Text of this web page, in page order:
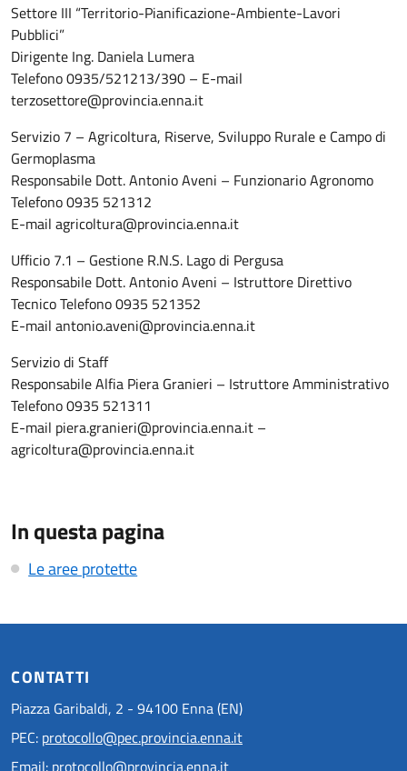
Settore III “Territorio-Pianificazione-Ambiente-Lavori
Pubblici”
Dirigente Ing. Daniela Lumera
Telefono 0935/521213/390 – E-mail
terzosettore@provincia.enna.it
Servizio 7 – Agricoltura, Riserve, Sviluppo Rurale e Campo di
Germoplasma
Responsabile Dott. Antonio Aveni – Funzionario Agronomo
Telefono 0935 521312
E-mail agricoltura@provincia.enna.it
Ufficio 7.1 – Gestione R.N.S. Lago di Pergusa
Responsabile Dott. Antonio Aveni – Istruttore Direttivo
Tecnico Telefono 0935 521352
E-mail antonio.aveni@provincia.enna.it
Servizio di Staff
Responsabile Alfia Piera Granieri – Istruttore Amministrativo
Telefono 0935 521311
E-mail piera.granieri@provincia.enna.it –
agricoltura@provincia.enna.it
In questa pagina
Le aree protette
CONTATTI
Piazza Garibaldi, 2 - 94100 Enna (EN)
PEC: protocollo@pec.provincia.enna.it
Email: protocollo@provincia.enna.it